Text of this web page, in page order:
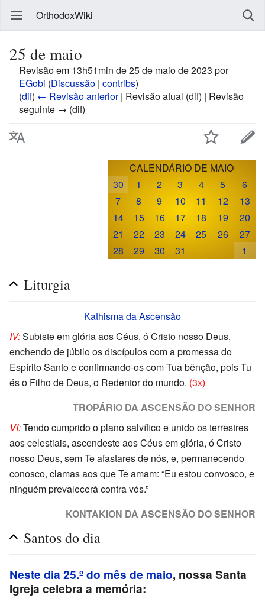
OrthodoxWiki
25 de maio
Revisão em 13h51min de 25 de maio de 2023 por
EGobi (Discussão | contribs)
(dif) ← Revisão anterior| Revisão atual (dif) | Revisão
seguinte → (dif)
CALENDÁRIO DE MAIO
30
1 2 3 4 5
6
7
8 9 10 11 12
13
14
15 16 17 18 19
20
21
22 23 24 25 26
27
28
29 30 31 1
Liturgia
Kathisma da Ascensão
IV:Subiste em glória aos Céus, ó Cristo nosso Deus,
enchendo de júbilo os discípulos com a promessa do
Espírito Santo e confirmando-os com Tua bênção, pois Tu
és o Filho de Deus, o Redentor do mundo. (3x)
TROPÁRIO DA ASCENSÃO DO SENHOR
VI:Tendo cumprido o plano salvífico e unido os terrestres
aos celestiais, ascendeste aos Céus em glória, ó Cristo
nosso Deus, sem Te afastares de nós, e, permanecendo
conosco, clamas aos que Te amam: “Eu estou convosco, e
ninguém prevalecerá contra vós.”
KONTAKION DA ASCENSÃO DO SENHOR
Santos do dia
Neste dia 25.º do mês de maio, nossa Santa
Igreja celebra a memória: